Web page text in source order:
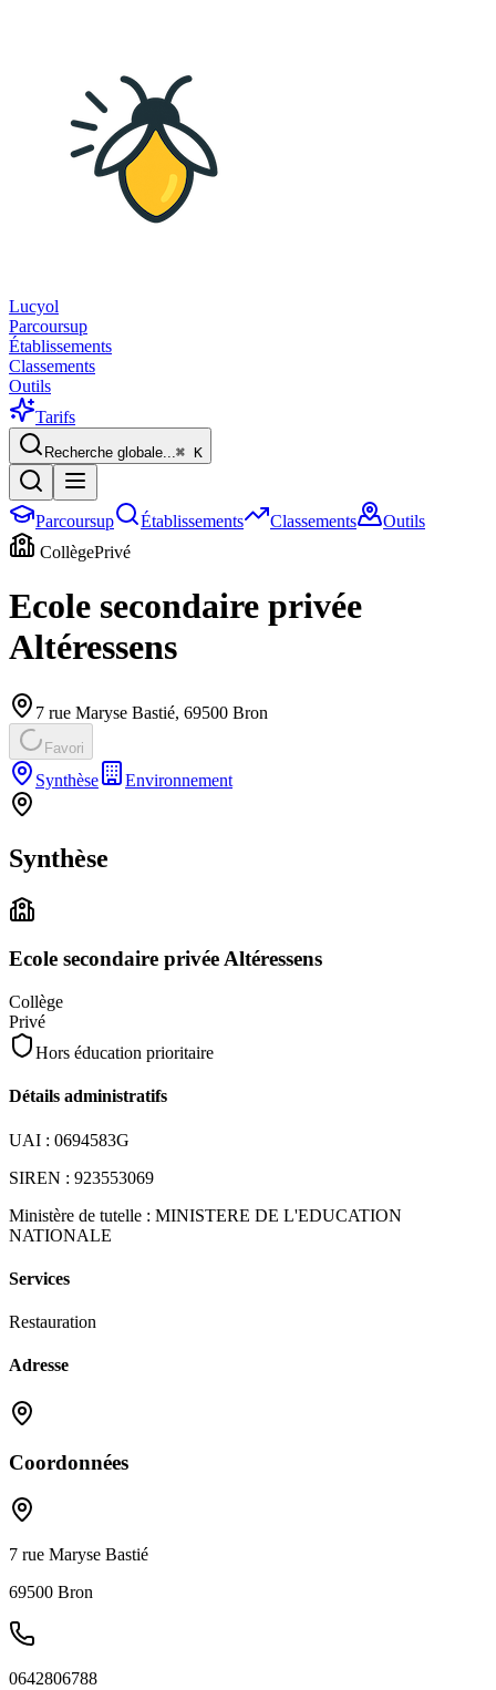
Lucyol
Parcoursup
Établissements
Classements
Outils
Tarifs
Recherche globale...⌘ K
Parcoursup Établissements Classements
Outils
CollègePrivé
Ecole secondaire privée
Altéressens
7 rue Maryse Bastié, 69500 Bron
Favori
Synthèse Environnement
Synthèse
Ecole secondaire privée Altéressens
Collège
Privé
Hors éducation prioritaire
Détails administratifs
UAI : 0694583G
SIREN : 923553069
Ministère de tutelle : MINISTERE DE L'EDUCATION
NATIONALE
Services
Restauration
Adresse
Coordonnées
7 rue Maryse Bastié
69500 Bron
0642806788